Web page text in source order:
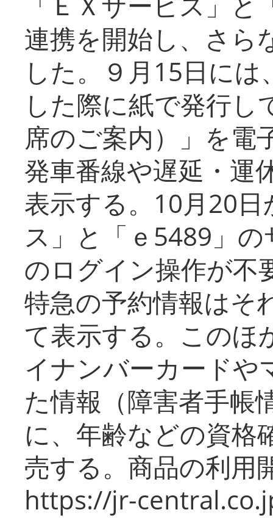
連携を開始し、さら
した。９月15日に
した際に紙で発行し
席のご案内）」を電
発車番線や遅延・運
表示する。10月20
ス」と「ｅ5489」
のログイン操作が不
特急の予約情報はそ
て表示する。このほ
イナンバーカードや
た情報（障害者手帳
に、年齢などの資格
売する。商品の利用
https://jr-